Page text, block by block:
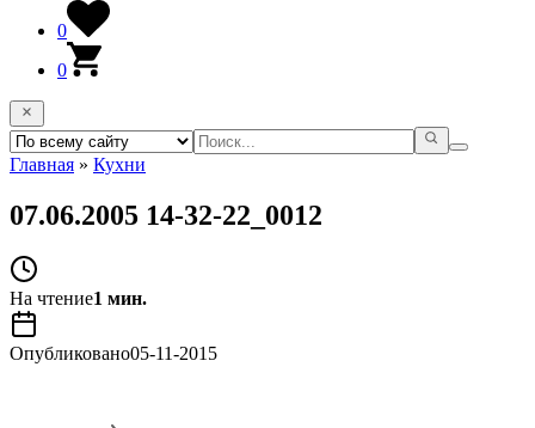
0
0
Главная » Кухни
07.06.2005 14-32-22_0012
На чтение1 мин.
Опубликовано05-11-2015